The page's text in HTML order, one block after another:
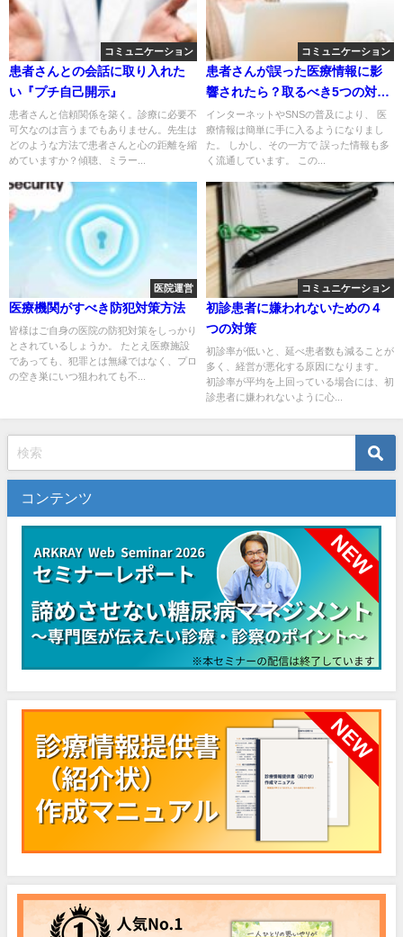
コミュニケーション
患者さんとの会話に取り入れた
い『プチ自己開示』
患者さんと信頼関係を築く。診療に必要不
可欠なのは言うまでもありません。先生は
どのような方法で患者さんと心の距離を縮
めていますか？傾聴、ミラー...
コミュニケーション
患者さんが誤った医療情報に影
響されたら？取るべき5つの対処
法
インターネットやSNSの普及により、 医
療情報は簡単に手に入るようになりまし
た。 しかし、その一方で 誤った情報も多
く流通しています。 この...
医院運営
医療機関がすべき防犯対策方法
皆様はご自身の医院の防犯対策をしっかり
とされているしょうか。 たとえ医療施設
であっても、犯罪とは無縁ではなく、プロ
の空き巣にいつ狙われても不...
コミュニケーション
初診患者に嫌われないための４
つの対策
初診率が低いと、延べ患者数も減ることが
多く、経営が悪化する原因になります。
初診率が平均を上回っている場合には、初
診患者に嫌われないように心...
コンテンツ